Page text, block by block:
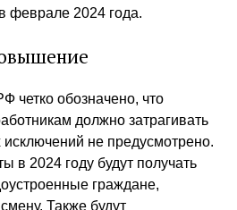
феврале 2024 года.
четко обозначено, что
должно затрагивать
исключений не предусмотрено.
2024 году будут получать
граждане,
Также будут